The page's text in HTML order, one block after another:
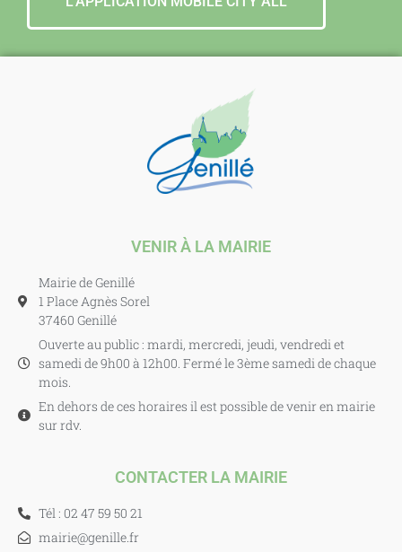
VENIR À LA MAIRIE
Mairie de Genillé
1 Place Agnès Sorel
37460 Genillé
Ouverte au public : mardi, mercredi, jeudi, vendredi et
samedi de 9h00 à 12h00. Fermé le 3ème samedi de chaque
mois.
En dehors de ces horaires il est possible de venir en mairie
sur rdv.
CONTACTER LA MAIRIE
Tél : 02 47 59 50 21
mairie@genille.fr